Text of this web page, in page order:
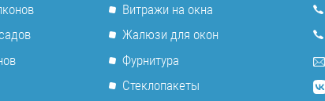
Витражи на окна
Жалюзи для окон
Фурнитура
Стеклопакеты